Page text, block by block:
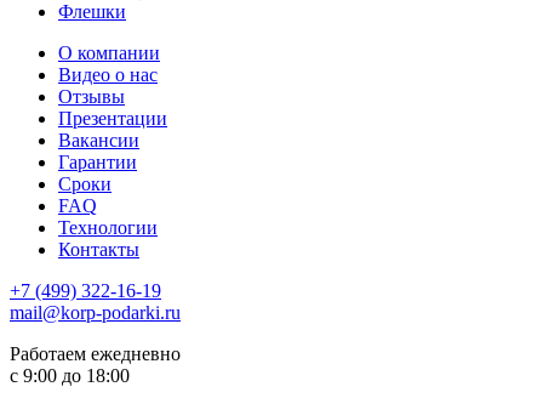
Флешки
О компании
Видео о нас
Отзывы
Презентации
Вакансии
Гарантии
Сроки
FAQ
Технологии
Контакты
+7 (499) 322-16-19
mail@korp-podarki.ru
Работаем ежедневно
с 9:00 до 18:00